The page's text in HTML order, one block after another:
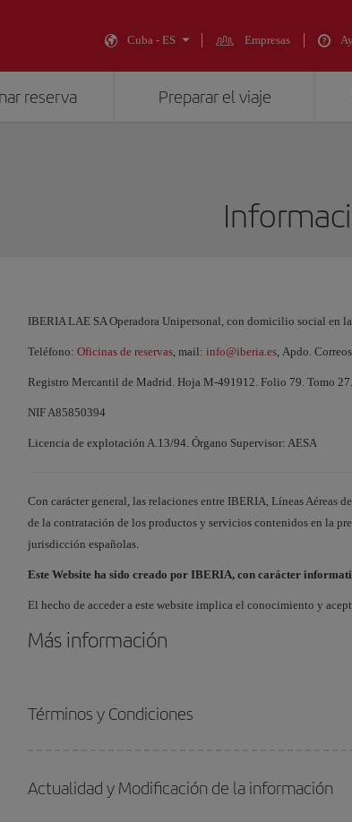
Cuba - ES Empresas
reserva Preparar el viaje
IBERIA LAE SA Operadora Unipersonal, con domicilio social en
Teléfono: Oficinas de reservas, mail: info@iberia.es, Apdo.
Registro Mercantil de Madrid. Hoja M-491912. Folio 79. Tomo
NIF A85850394
Licencia de explotación A.13/94. Órgano Supervisor: AESA
Con carácter general, las relaciones entre IBERIA, Líneas Aéreas
de la contratación de los productos y servicios contenidos en la
jurisdicción españolas.
Este Website ha sido creado por IBERIA, con carácter
El hecho de acceder a este website implica el conocimiento y
Más información
Términos y Condiciones
Actualidad y Modificación de la información